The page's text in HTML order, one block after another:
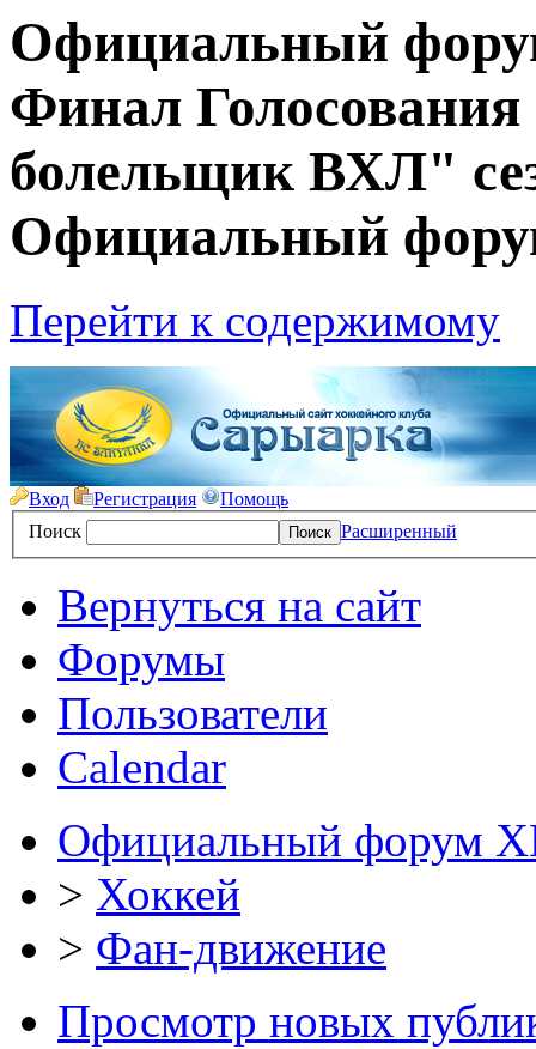
Официальный
Финал
болельщик ВХЛ"
Официальный
Перейти к содержимому
Вход Регистрация
Помощь
Поиск
Расширенный
Вернуться на сайт
Форумы
Пользователи
Calendar
Официальный форум
> Хоккей
> Фан-движение
Просмотр новых